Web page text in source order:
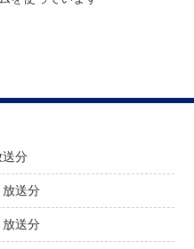
分
送分
送分